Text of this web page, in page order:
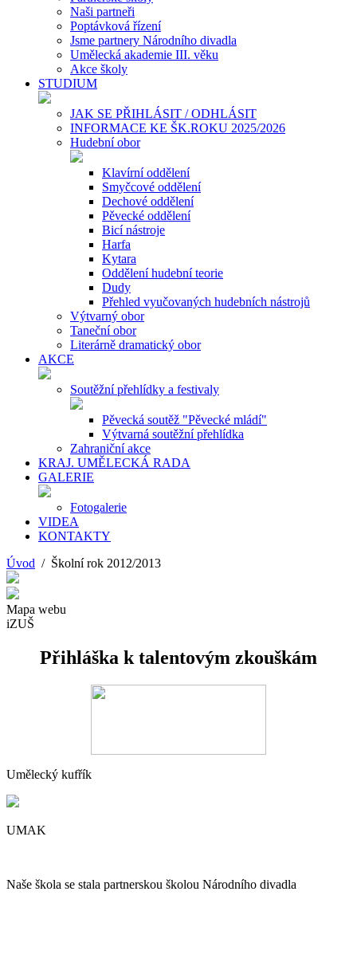
Naši partneři
Poptávková řízení
Jsme partnery Národního divadla
Umělecká akademie III. věku
Akce školy
STUDIUM
JAK SE PŘIHLÁSIT / ODHLÁSIT
INFORMACE KE ŠK.ROKU 2025/2026
Hudební obor
Klavírní oddělení
Smyčcové oddělení
Dechové oddělení
Pěvecké oddělení
Bicí nástroje
Harfa
Kytara
Oddělení hudební teorie
Dudy
Přehled vyučovaných hudebních nástrojů
Výtvarný obor
Taneční obor
Literárně dramatický obor
AKCE
Soutěžní přehlídky a festivaly
Pěvecká soutěž "Pěvecké mládí"
Výtvarná soutěžní přehlídka
Zahraniční akce
KRAJ. UMĚLECKÁ RADA
GALERIE
Fotogalerie
VIDEA
KONTAKTY
Úvod / Školní rok 2012/2013
Mapa webu
iZUŠ
Přihláška k talentovým zkouškám
Umělecký kufřík
UMAK
Naše škola se stala partnerskou školou Národního divadla